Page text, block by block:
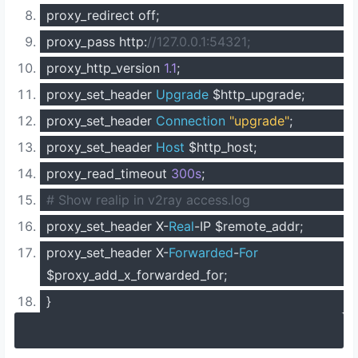
proxy_redirect off;
proxy_pass http://127.0.0.1:54321;
proxy_http_version 1.1;
proxy_set_header Upgrade $http_upgrade;
proxy_set_header Connection "upgrade";
proxy_set_header Host $http_host;
proxy_read_timeout 300s;
# Show realip in v2ray access.log
proxy_set_header X-Real-IP $remote_addr;
proxy_set_header X-Forwarded-For
$proxy_add_x_forwarded_for;
}